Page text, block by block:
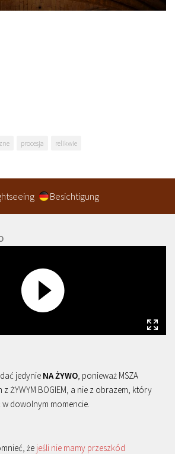
procesja relikwie
Besichtigung
jedynie NA ŻYWO, ponieważ MSZA
z ŻYWYM BOGIEM, a nie z obrazem, który
dowolnym momencie.
że jeśli nie mamy przeszkód